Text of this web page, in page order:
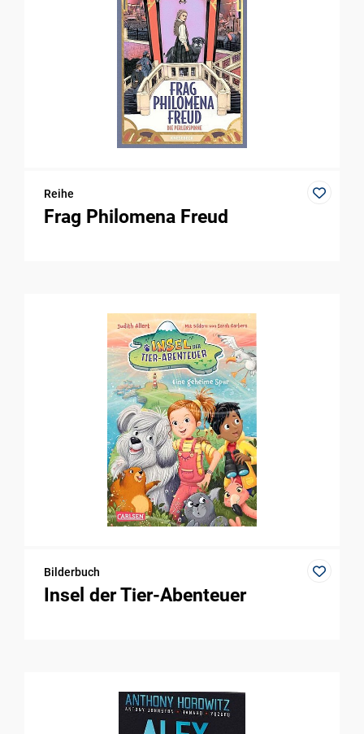
Reihe
Frag Philomena Freud
Bilderbuch
Insel der Tier-Abenteuer